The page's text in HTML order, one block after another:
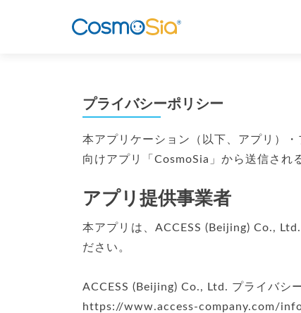
プライバシーポリシー
本アプリケーション（以下、アプリ）
向けアプリ「CosmoSia」から送信され
アプリ提供事業者
本アプリは、ACCESS (Beijing) Co.,
ださい。
ACCESS (Beijing) Co., Ltd. プライバシ
https://www.access-company.com/